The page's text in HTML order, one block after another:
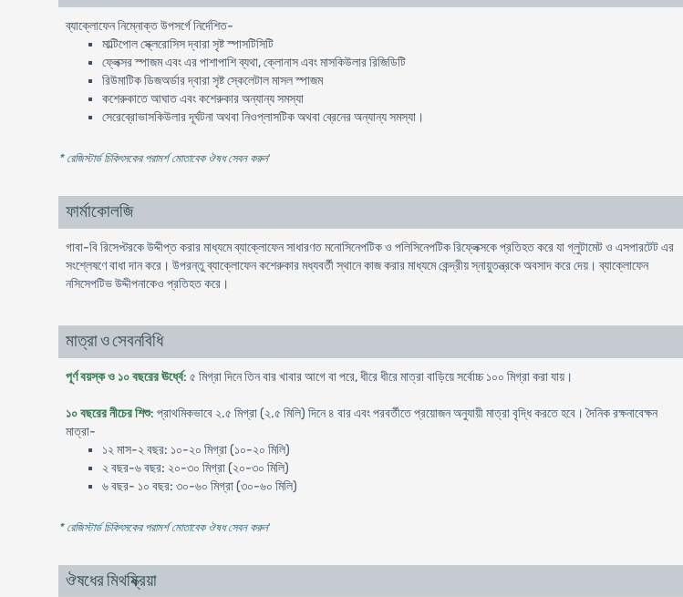
ব্যাক্লোফেন নিম্নোক্ত উপসর্গে নির্দেশিত-
মাল্টিপোল স্ক্লেরোসিস দ্বারা সৃষ্ট স্পাসটিসিটি
ফ্লেক্সর স্পাজম এবং এর পাশাপাশি ব্যথা, ক্লোনাস এবং মাসকিউলার রিজিডিটি
রিউমাটিক ডিজঅর্ডার দ্বারা সৃষ্ট স্কেলেটাল মাসল স্পাজম
কশেরুকাতে আঘাত এবং কশেরুকার অন্যান্য সমস্যা
সেরেব্রোভাসকিউলার দূর্ঘটনা অথবা নিওপ্লাসটিক অথবা ব্রেনের অন্যান্য সমস্যা।
* রেজিস্টার্ড চিকিৎসকের পরামর্শ মোতাবেক ঔষধ সেবন করুন'
ফার্মাকোলজি
গাবা-বি রিসেপ্টরকে উদ্দীপ্ত করার মাধ্যমে ব্যাক্লোফেন সাধারণত মনোসিনেপটিক ও পলিসিনেপটিক রিফ্লেক্সকে প্রতিহত করে যা গ্লুটামেট ও এসপারটেট এর
সংশ্লেষণে বাধা দান করে। উপরন্তু ব্যাক্লোফেন কশেরুকার মধ্যবর্তী স্থানে কাজ করার মাধ্যমে কেন্দ্রীয় স্নায়ুতন্ত্রকে অবসাদ করে দেয়। ব্যাক্লোফেন
নসিসেপটিভ উদ্দীপনাকেও প্রতিহত করে।
মাত্রা ও সেবনবিধি
পূর্ণ বয়স্ক ও ১০ বছরের ঊর্ধ্বে: ৫ মিগ্রা দিনে তিন বার খাবার আগে বা পরে, ধীরে ধীরে মাত্রা বাড়িয়ে সর্বোচ্চ ১০০ মিগ্রা করা যায়।
১০ বছরের নীচের শিশু: প্রাথমিকভাবে ২.৫ মিগ্রা (২.৫ মিলি) দিনে ৪ বার এবং পরবর্তীতে প্রয়োজন অনুযায়ী মাত্রা বৃদ্ধি করতে হবে। দৈনিক রক্ষনাবেক্ষন
মাত্রা-
১২ মাস-২ বছর: ১০-২০ মিগ্রা (১০-২০ মিলি)
২ বছর-৬ বছর: ২০-৩০ মিগ্রা (২০-৩০ মিলি)
৬ বছর- ১০ বছর: ৩০-৬০ মিগ্রা (৩০-৬০ মিলি)
* রেজিস্টার্ড চিকিৎসকের পরামর্শ মোতাবেক ঔষধ সেবন করুন'
ঔষধের মিথষ্ক্রিয়া